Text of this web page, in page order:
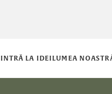
INTRĂ LA IDEILUMEA